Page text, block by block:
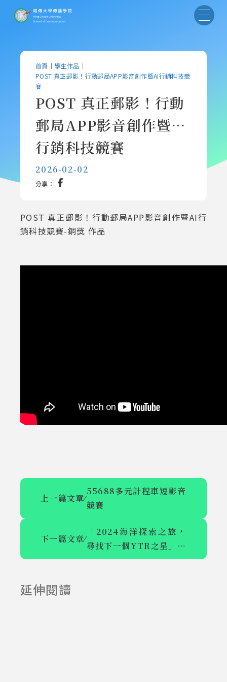
首頁 ｜ 學生作品 ｜
POST 真正郵影！行動郵局APP影音創作暨AI行銷科技競
賽
POST 真正郵影！行動
郵局APP影音創作暨AI
行銷科技競賽
2026-02-02
分享：
POST 真正郵影！行動郵局APP影音創作暨AI行
銷科技競賽-銅獎 作品
上一篇文章⁄
55688多元計程車短影音
競賽
下一篇文章⁄
「2024海洋探索之旅，
尋找下一個YTR之星」海
洋保育創意影音競賽
延伸閱讀
記憶有
有愛徵影活動
2023-12-28
「紀」承者